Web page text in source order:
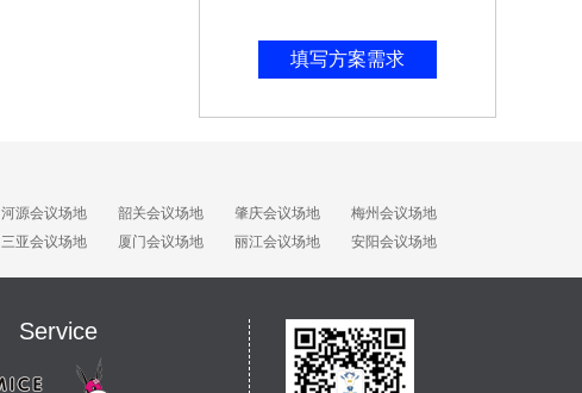
填写方案需求
河源会议场地 韶关会议场地 肇庆会议场地
梅州会议场地
三亚会议场地 厦门会议场地 丽江会议场地 安阳会议场地
Service